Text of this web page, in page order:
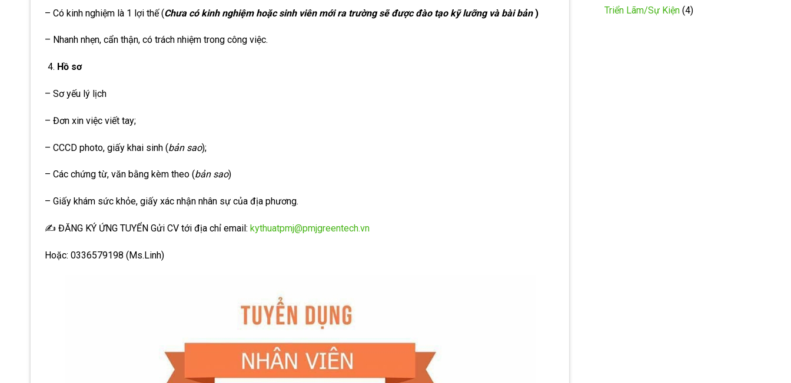
– Có kinh nghiệm là 1 lợi thế (Chưa có kinh nghiệm hoặc sinh viên mới ra trường sẽ được đào tạo kỹ lưỡng và bài bản)
– Nhanh nhẹn, cẩn thận, có trách nhiệm trong công việc.
Hồ sơ
– Sơ yếu lý lịch
– Đơn xin việc viết tay;
– CCCD photo, giấy khai sinh (bản sao);
– Các chứng từ, văn bằng kèm theo (bản sao)
– Giấy khám sức khỏe, giấy xác nhận nhân sự của địa phương.
✍ ĐĂNG KÝ ỨNG TUYỂN Gửi CV tới địa chỉ email: kythuatpmj@pmjgreentech.vn
Hoặc: 0336579198 (Ms.Linh)
Triển Lãm/Sự Kiện (4)